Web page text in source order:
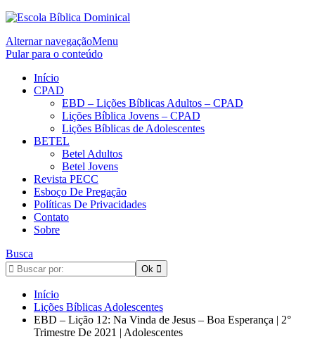
Alternar navegaçãoMenu
Pular para o conteúdo
Início
CPAD
EBD – Lições Bíblicas Adultos – CPAD
Lições Bíblica Jovens – CPAD
Lições Bíblicas de Adolescentes
BETEL
Betel Adultos
Betel Jovens
Revista PECC
Esboço De Pregação
Políticas De Privacidades
Contato
Sobre
Busca
Início
Lições Bíblicas Adolescentes
EBD – Lição 12: Na Vinda de Jesus – Boa Esperança | 2°
Trimestre De 2021 | Adolescentes